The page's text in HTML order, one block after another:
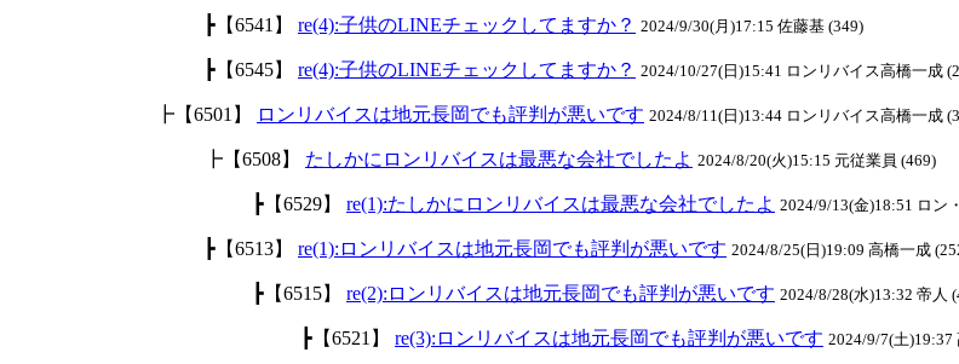
┣【6541】 re(4):子供のLINEチェックしてますか？ 2024/9/30(月)17:15 佐藤基 (349)
┣【6545】 re(4):子供のLINEチェックしてますか？ 2024/10/27(日)15:41 ロンリバイス高橋一成
┣【6501】 ロンリバイスは地元長岡でも評判が悪いです 2024/8/11(日)13:44 ロンリバイス高橋一成
┣【6508】 たしかにロンリバイスは最悪な会社でしたよ 2024/8/20(火)15:15 元従業員 (469)
┣【6529】 re(1):たしかにロンリバイスは最悪な会社でしたよ 2024/9/13(金)18:51 ロン
┣【6513】 re(1):ロンリバイスは地元長岡でも評判が悪いです 2024/8/25(日)19:09 高橋一成
┣【6515】 re(2):ロンリバイスは地元長岡でも評判が悪いです 2024/8/28(水)13:32 帝人
┣【6521】 re(3):ロンリバイスは地元長岡でも評判が悪いです 2024/9/7(土)19:37